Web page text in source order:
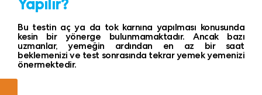
Yapılır?
Bu testin aç ya da tok karnına yapılması konusunda
kesin bir yönerge bulunmamaktadır. Ancak bazı
uzmanlar, yemeğin ardından en az bir saat
beklemenizi ve test sonrasında tekrar yemek yemenizi
önermektedir.